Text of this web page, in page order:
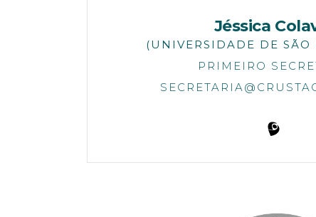
Jéssica
(UNIVERSIDADE DE SÃO
PRIMEIRO